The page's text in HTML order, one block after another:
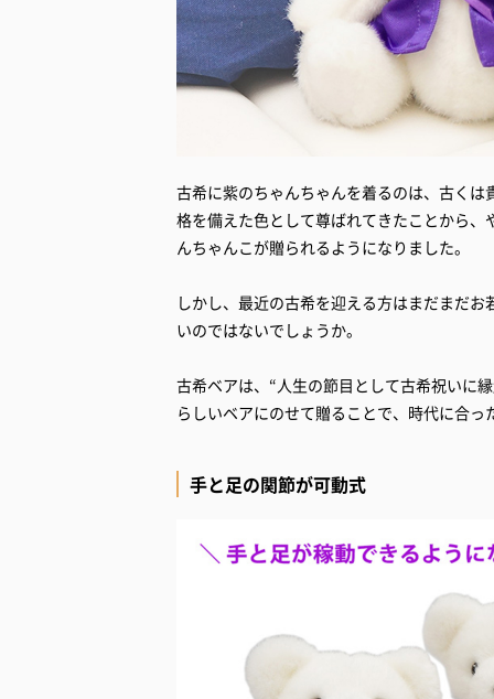
古希に紫のちゃんちゃんを着るのは、古く
格を備えた色として尊ばれてきたことから
んちゃんこが贈られるようになりました。
しかし、最近の古希を迎える方はまだまだ
いのではないでしょうか。
古希ベアは、“人生の節目として古希祝いに
らしいベアにのせて贈ることで、時代に合
手と足の関節が可動式